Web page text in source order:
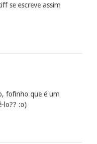
se escreve assim
fofinho que é um
lo?? :o)